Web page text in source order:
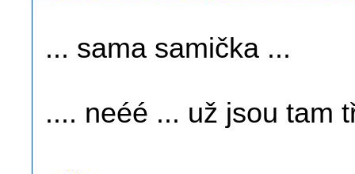
... sama samička ...
.... neéé ... už jsou tam